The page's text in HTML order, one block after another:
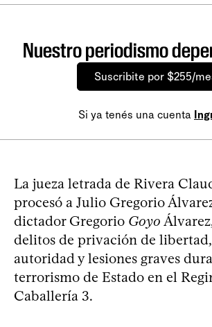
Nuestro periodismo
Suscribite por $255/
Si ya tenés una cuenta
La jueza letrada de Rivera
procesó a Julio Gregorio
dictador Gregorio Goyo
delitos de privación de
autoridad y lesiones graves
terrorismo de Estado en el
Caballería 3.